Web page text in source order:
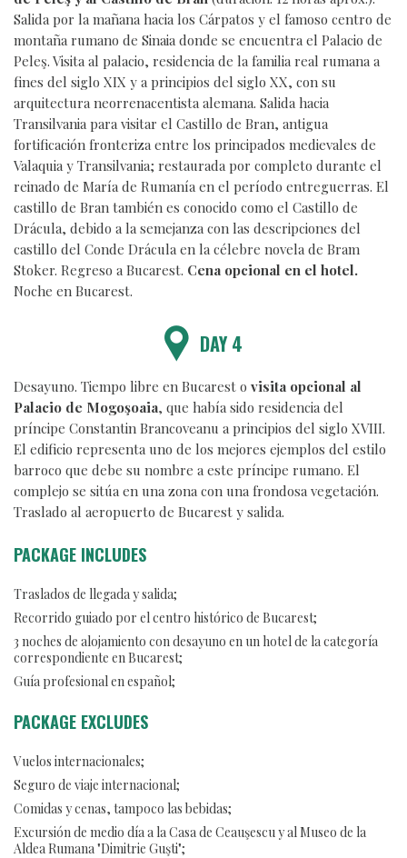
Salida por la mañana hacia los Cárpatos y el famoso centro de
montaña rumano de Sinaia donde se encuentra el Palacio de
Peleş. Visita al palacio, residencia de la familia real rumana a
fines del siglo XIX y a principios del siglo XX, con su
arquitectura neorrenacentista alemana. Salida hacia
Transilvania para visitar el Castillo de Bran, antigua
fortificación fronteriza entre los principados medievales de
Valaquia y Transilvania; restaurada por completo durante el
reinado de María de Rumanía en el período entreguerras. El
castillo de Bran también es conocido como el Castillo de
Drácula, debido a la semejanza con las descripciones del
castillo del Conde Drácula en la célebre novela de Bram
Stoker. Regreso a Bucarest. Cena opcional en el hotel.
Noche en Bucarest.
DAY 4
Desayuno. Tiempo libre en Bucarest o visita opcional al
Palacio de Mogoşoaia, que había sido residencia del
príncipe Constantin Brancoveanu a principios del siglo XVIII.
El edificio representa uno de los mejores ejemplos del estilo
barroco que debe su nombre a este príncipe rumano. El
complejo se sitúa en una zona con una frondosa vegetación.
Traslado al aeropuerto de Bucarest y salida.
PACKAGE INCLUDES
Traslados de llegada y salida;
Recorrido guiado por el centro histórico de Bucarest;
3 noches de alojamiento con desayuno en un hotel de la categoría
correspondiente en Bucarest;
Guía profesional en español;
PACKAGE EXCLUDES
Vuelos internacionales;
Seguro de viaje internacional;
Comidas y cenas, tampoco las bebidas;
Excursión de medio día a la Casa de Ceauşescu y al Museo de la
Aldea Rumana "Dimitrie Guşti";